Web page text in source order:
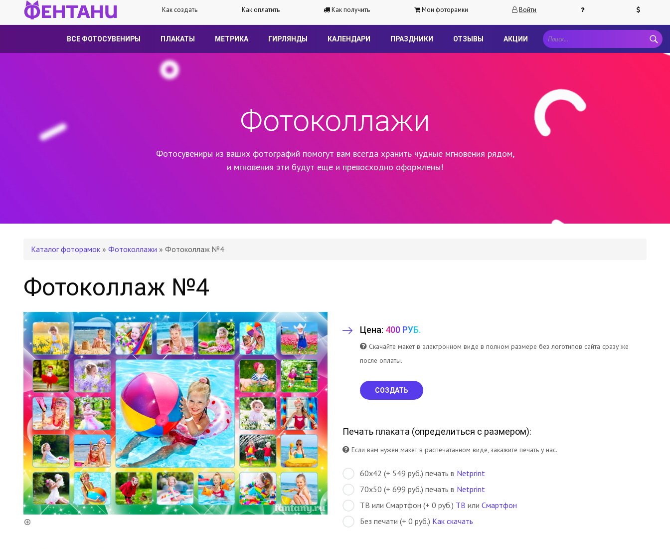
Как создать Как оплатить Как получить Мои фоторамки Войти
ВСЕ ФОТОСУВЕНИРЫ ПЛАКАТЫ МЕТРИКА ГИРЛЯНДЫ КАЛЕНДАРИ ПРАЗДНИКИ ОТЗЫВЫ АКЦИИ
Фотоколлажи
Фотосувениры из ваших фотографий помогут вам всегда хранить чудные мгновения рядом,
и мгновения эти будут еще и превосходно оформлены!
Каталог фоторамок » Фотоколлажи » Фотоколлаж №4
Фотоколлаж №4
Цена: 400 РУБ.
Скачайте макет в электронном виде в полном размере без логотипов сайта сразу же
после оплаты.
СОЗДАТЬ
Печать плаката (определиться с размером):
Если вам нужен макет в распечатанном виде, закажите печать у нас.
60х42 (+ 549 руб.) печать в Netprint
70х50 (+ 699 руб.) печать в Netprint
ТВ или Смартфон (+ 0 руб.) ТВ или Смартфон
Без печати (+ 0 руб.) Как скачать